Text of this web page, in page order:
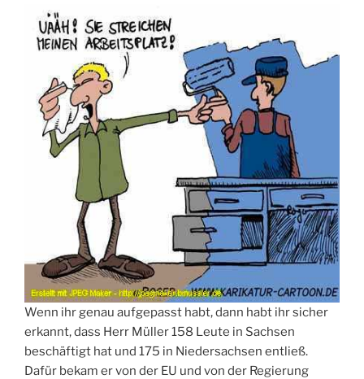
Wenn ihr genau aufgepasst habt, dann habt ihr sicher
erkannt, dass Herr Müller 158 Leute in Sachsen
beschäftigt hat und 175 in Niedersachsen entließ.
Dafür bekam er von der EU und von der Regierung